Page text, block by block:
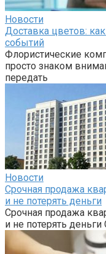
Новости
Доставка цветов:
событий
Флористические
просто знаком
передать
Новости
Срочная продажа
и не потерять деньги
Срочная продажа
и не потерять